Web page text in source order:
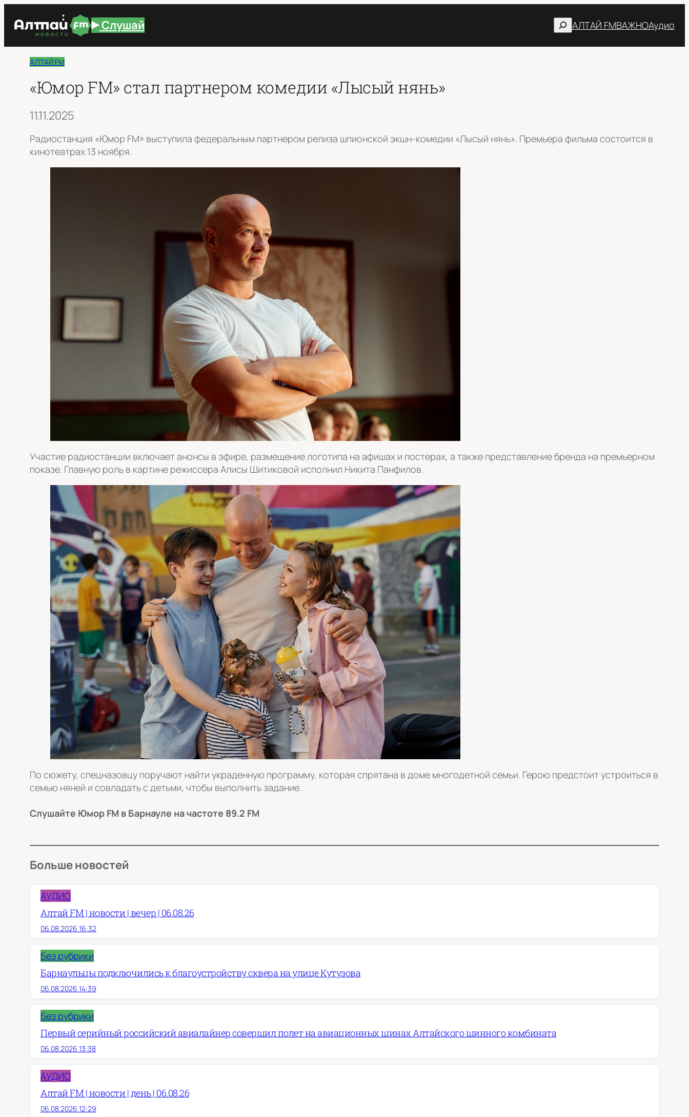
Слушай ПоискАЛТАЙ FMВАЖНОАудио
АЛТАЙ FM
«Юмор FM» стал партнером комедии «Лысый нянь»
11.11.2025
Радиостанция «Юмор FM» выступила федеральным партнером релиза шпионской экшн-комедии «Лысый нянь». Премьера фильма состоится в
кинотеатрах 13 ноября.
Участие радиостанции включает анонсы в эфире, размещение логотипа на афишах и постерах, а также представление бренда на премьерном
показе. Главную роль в картине режиссера Алисы Шитиковой исполнил Никита Панфилов.
По сюжету, спецназовцу поручают найти украденную программу, которая спрятана в доме многодетной семьи. Герою предстоит устроиться в
семью няней и совладать с детьми, чтобы выполнить задание.
Слушайте Юмор FM в Барнауле на частоте 89.2 FM
Больше новостей
АУДИО
Алтай FM | новости | вечер | 06.08.26
06.08.2026 16:32
Без рубрики
Барнаульцы подключились к благоустройству сквера на улице Кутузова
06.08.2026 14:39
Без рубрики
Первый серийный российский авиалайнер совершил полет на авиационных шинах Алтайского шинного комбината
06.08.2026 13:38
АУДИО
Алтай FM | новости | день | 06.08.26
06.08.2026 12:29